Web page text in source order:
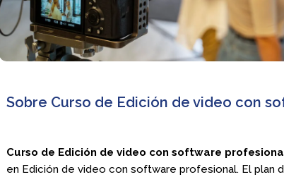
Sobre Curso de Edición de video con
Curso de Edición de video con software
en Edición de video con software profesional. El plan